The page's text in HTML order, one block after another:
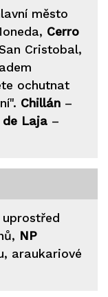
město
Cerro
Cristobal,
ochutnat
Chillán –
Laja –
NP
araukariové